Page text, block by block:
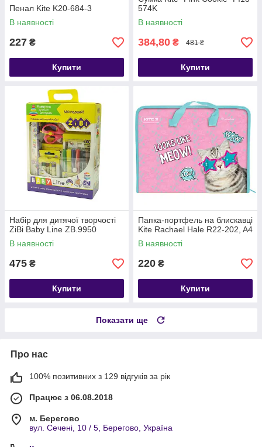
Пенал Kite K20-684-3
В наявності
227 ₴
Купити
574K
В наявності
384,80 ₴ 481 ₴
Купити
Набiр для дитячої творчості
ZiBi Baby Line ZB.9950
В наявності
475 ₴
Купити
Папка-портфель на блискавці
Kite Rachael Hale R22-202, A4
В наявності
220 ₴
Купити
Показати ще
Про нас
100% позитивних з 129 відгуків за рік
Працює з 06.08.2018
м. Берегово
вул. Сечені, 10 / 5, Берегово, Україна